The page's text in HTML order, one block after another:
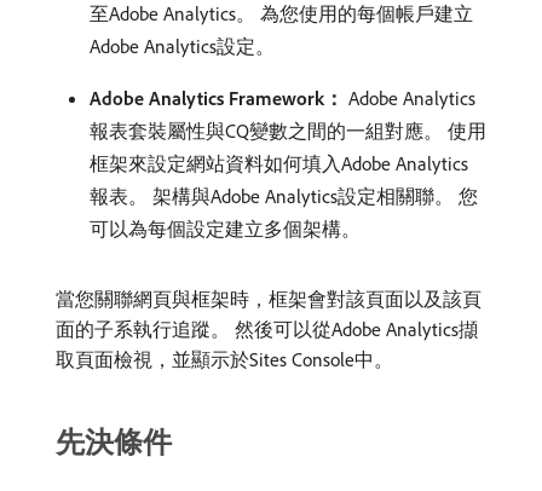
至Adobe Analytics。 為您使用的每個帳戶建立
Adobe Analytics設定。
Adobe Analytics Framework： Adobe Analytics
報表套裝屬性與CQ變數之間的一組對應。 使用
框架來設定網站資料如何填入Adobe Analytics
報表。 架構與Adobe Analytics設定相關聯。 您
可以為每個設定建立多個架構。
當您關聯網頁與框架時，框架會對該頁面以及該頁
面的子系執行追蹤。 然後可以從Adobe Analytics擷
取頁面檢視，並顯示於Sites Console中。
先決條件